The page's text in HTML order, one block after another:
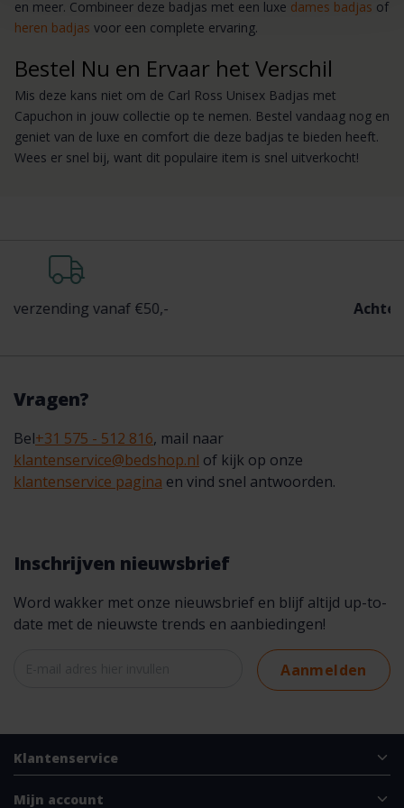
en meer. Combineer deze badjas met een luxe dames badjas of
heren badjas voor een complete ervaring.
Bestel Nu en Ervaar het Verschil
Mis deze kans niet om de Carl Ross Unisex Badjas met
Capuchon in jouw collectie op te nemen. Bestel vandaag nog en
geniet van de luxe en comfort die deze badjas te bieden heeft.
Wees er snel bij, want dit populaire item is snel uitverkocht!
vanaf €50,-
Vragen?
Bel+31 575 - 512 816, mail naar
klantenservice@bedshop.nl of kijk op onze
klantenservice pagina en vind snel antwoorden.
Inschrijven nieuwsbrief
Word wakker met onze nieuwsbrief en blijf altijd up-to-
date met de nieuwste trends en aanbiedingen!
Aanmelden
Klantenservice
Mijn account